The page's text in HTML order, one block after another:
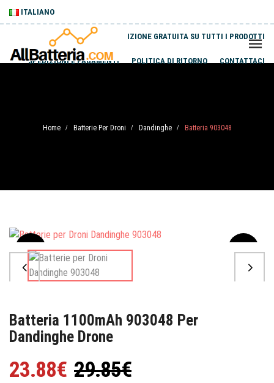
ITALIANO
SPEDIZIONE GRATUITA SU TUTTI I PRODOTTI
SPEDIZIONI E PAGAMENTI POLITICA DI RITORNO CONTATTACI
Home / Batterie Per Droni / Dandinghe / Batteria 903048
Sale
Batteria 1100mAh 903048 Per
Dandinghe Drone
23.88€ 29.85€